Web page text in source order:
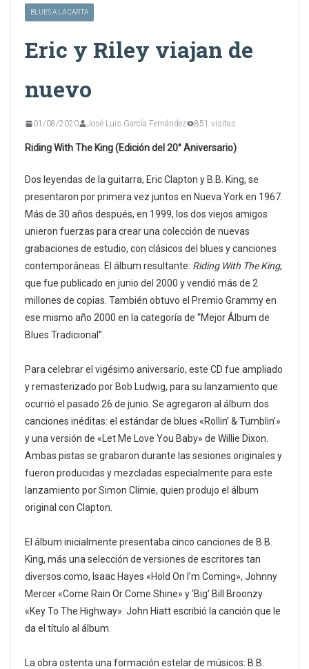
BLUES A LA CARTA
Eric y Riley viajan de
nuevo
01/08/2020 José Luis García Fernández 851 visitas
Riding With The King (Edición del 20° Aniversario)
Dos leyendas de la guitarra, Eric Clapton y B.B. King, se
presentaron por primera vez juntos en Nueva York en 1967.
Más de 30 años después, en 1999, los dos viejos amigos
unieron fuerzas para crear una colección de nuevas
grabaciones de estudio, con clásicos del blues y canciones
contemporáneas. El álbum resultante: Riding With The King,
que fue publicado en junio del 2000 y vendió más de 2
millones de copias. También obtuvo el Premio Grammy en
ese mismo año 2000 en la categoría de “Mejor Álbum de
Blues Tradicional”.
Para celebrar el vigésimo aniversario, este CD fue ampliado
y remasterizado por Bob Ludwig, para su lanzamiento que
ocurrió el pasado 26 de junio. Se agregaron al álbum dos
canciones inéditas: el estándar de blues «Rollin’ & Tumblin’»
y una versión de «Let Me Love You Baby» de Willie Dixon.
Ambas pistas se grabaron durante las sesiones originales y
fueron producidas y mezcladas especialmente para este
lanzamiento por Simon Climie, quien produjo el álbum
original con Clapton.
El álbum inicialmente presentaba cinco canciones de B.B.
King, más una selección de versiones de escritores tan
diversos como, Isaac Hayes «Hold On I’m Coming», Johnny
Mercer «Come Rain Or Come Shine» y ‘Big’ Bill Broonzy
«Key To The Highway». John Hiatt escribió la canción que le
da el título al álbum.
La obra ostenta una formación estelar de músicos: B.B.